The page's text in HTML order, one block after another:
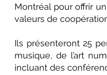
Montréal pour offrir
valeurs de
Ils présenteront 25
musique, de l’art
incluant des